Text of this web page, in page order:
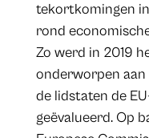
tekortkomingen
rond
Zo werd in 2019
onderworpen aan
de lidstaten de
geëvalueerd. Op